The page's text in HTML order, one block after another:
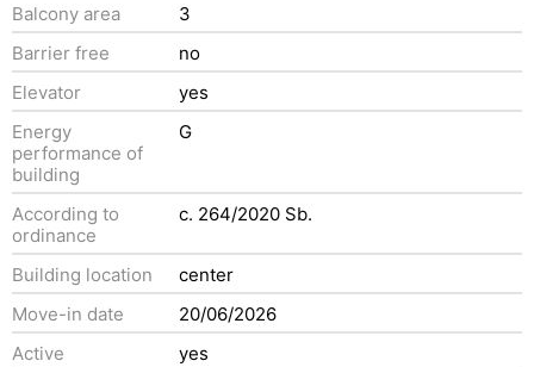
Balcony area
3
Barrier free
no
Elevator
yes
Energy
performance of
building
G
According to
ordinance
c. 264/2020 Sb.
Building location
center
Move-in date
20/06/2026
Active
yes